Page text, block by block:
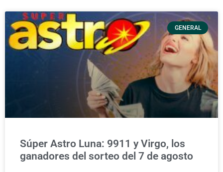
GENERAL
Súper Astro Luna: 9911 y Virgo, los
ganadores del sorteo del 7 de agosto